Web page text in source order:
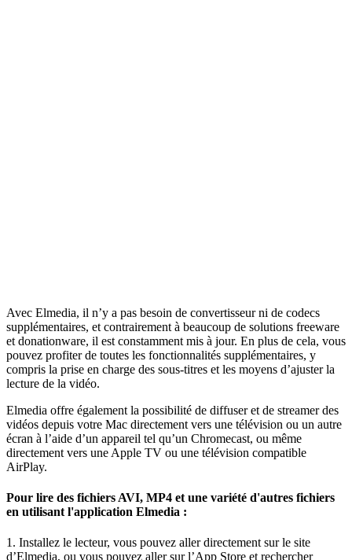
Avec Elmedia, il n’y a pas besoin de convertisseur ni de codecs
supplémentaires, et contrairement à beaucoup de solutions freeware
et donationware, il est constamment mis à jour. En plus de cela, vous
pouvez profiter de toutes les fonctionnalités supplémentaires, y
compris la prise en charge des sous-titres et les moyens d’ajuster la
lecture de la vidéo.
Elmedia offre également la possibilité de diffuser et de streamer des
vidéos depuis votre Mac directement vers une télévision ou un autre
écran à l’aide d’un appareil tel qu’un Chromecast, ou même
directement vers une Apple TV ou une télévision compatible
AirPlay.
Pour lire des fichiers AVI, MP4 et une variété d'autres fichiers
en utilisant l'application Elmedia :
1. Installez le lecteur, vous pouvez aller directement sur le site
d’Elmedia, ou vous pouvez aller sur l’App Store et rechercher